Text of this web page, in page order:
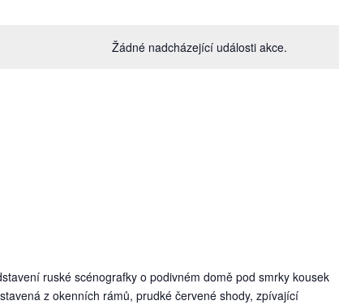
Žádné nadcházející události akce.
ruské scénografky o podivném domě pod smrky kousek
z okenních rámů, prudké červené shody, zpívající